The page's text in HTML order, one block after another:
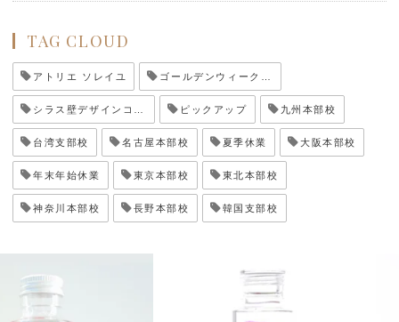
TAG CLOUD
アトリエ ソレイユ ゴールデンウィーク休業
シラス壁デザインコンテスト ピックアップ 九州本部校
台湾支部校 名古屋本部校 夏季休業 大阪本部校
年末年始休業 東京本部校 東北本部校
神奈川本部校 長野本部校 韓国支部校